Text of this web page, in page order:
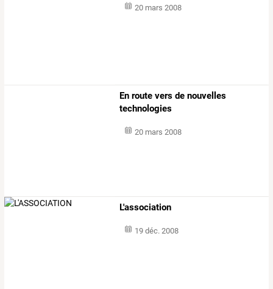
20 mars 2008
En route vers de nouvelles
technologies
20 mars 2008
L'association
19 déc. 2008